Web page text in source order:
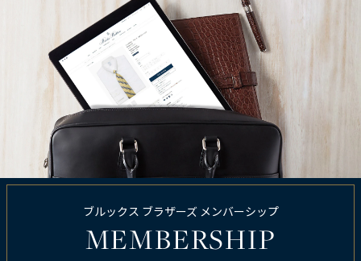
ブルックス ブラザーズ メンバーシップ
MEMBERSHIP